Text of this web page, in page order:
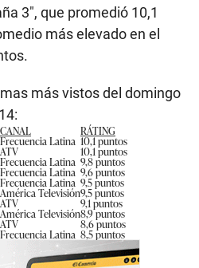
3", que promedió 10,1
más elevado en el
más vistos del domingo
CANAL RÁTING
Frecuencia Latina 10,1 puntos
ATV 10,1 puntos
Frecuencia Latina 9,8puntos
Frecuencia Latina 9,6puntos
Frecuencia Latina 9,5puntos
América Televisión9,5puntos
ATV 9,1 puntos
América Televisión8,9puntos
ATV 8,6puntos
Frecuencia Latina 8,5puntos